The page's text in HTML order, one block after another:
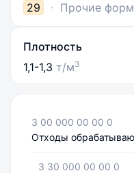
29
Прочие
Плотность
1,1-1,3 т/м3
3 00 000 00 00 0
Отходы
3 30 000 00 00 0